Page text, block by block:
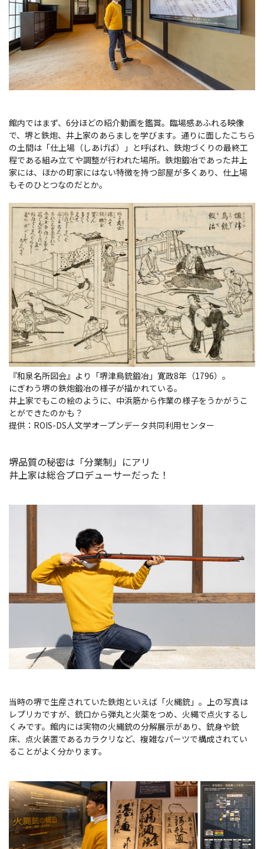
『和泉名所図会』より「堺津鳥銃鍛冶」寛政8年（1796）。
にぎわう堺の鉄炮鍛冶の様子が描かれている。
井上家でもこの絵のように、中浜筋から作業の様子をうかがうこ
とができたのかも？
提供：ROIS-DS人文学オープンデータ共同利用センター
館内ではまず、6分ほどの紹介動画を鑑賞。臨場感あふれる映像
で、堺と鉄炮、井上家のあらましを学びます。通りに面したこちら
の土間は「仕上場（しあげば）」と呼ばれ、鉄炮づくりの最終工
程である組み立てや調整が行われた場所。鉄炮鍛冶であった井上
家には、ほかの町家にはない特徴を持つ部屋が多くあり、仕上場
もそのひとつなのだとか。
堺品質の秘密は「分業制」にアリ
井上家は総合プロデューサーだった！
当時の堺で生産されていた鉄炮といえば「火縄銃」。上の写真は
レプリカですが、銃口から弾丸と火薬をつめ、火縄で点火するし
くみです。館内には実物の火縄銃の分解展示があり、銃身や銃
床、点火装置であるカラクリなど、複雑なパーツで構成されてい
ることがよく分かります。